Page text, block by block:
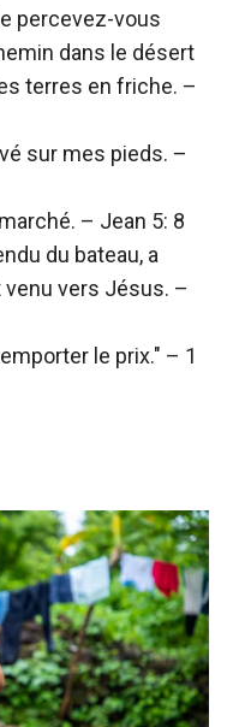
percevez-vous
dans le désert
terres en friche. –
sur mes pieds. –
– Jean 5: 8
du bateau, a
vers Jésus. –
le prix." – 1